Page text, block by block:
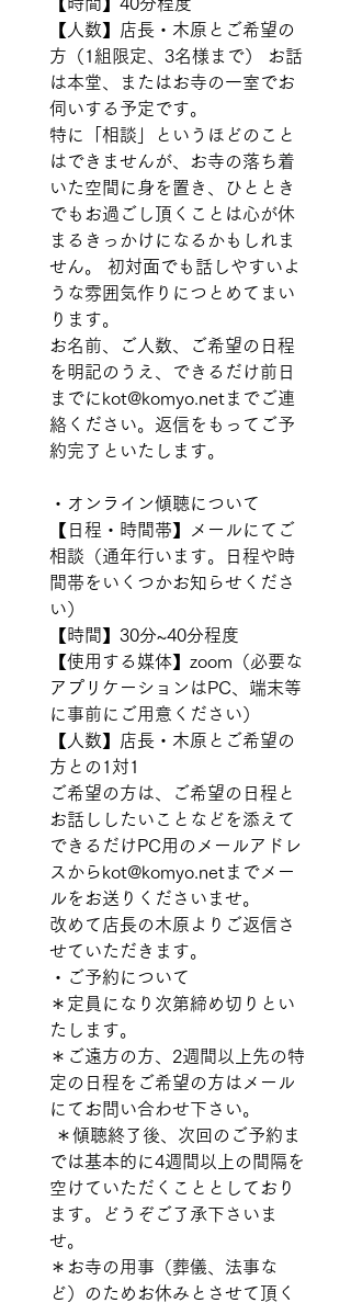
【人数】店長・木原とご希望の
方（1組限定、3名様まで） お話
は本堂、またはお寺の一室でお
伺いする予定です。
特に「相談」というほどのこと
はできませんが、お寺の落ち着
いた空間に身を置き、ひととき
でもお過ごし頂くことは心が休
まるきっかけになるかもしれま
せん。 初対面でも話しやすいよ
うな雰囲気作りにつとめてまい
ります。
お名前、ご人数、ご希望の日程
を明記のうえ、できるだけ前日
までにkot@komyo.netまでご連
絡ください。返信をもってご予
約完了といたします。
・オンライン傾聴について
【日程・時間帯】メールにてご
相談（通年行います。日程や時
間帯をいくつかお知らせくださ
い）
【時間】30分~40分程度
【使用する媒体】zoom（必要な
アプリケーションはPC、端末等
に事前にご用意ください）
【人数】店長・木原とご希望の
方との1対1
ご希望の方は、ご希望の日程と
お話ししたいことなどを添えて
できるだけPC用のメールアドレ
スからkot@komyo.netまでメー
ルをお送りくださいませ。
改めて店長の木原よりご返信さ
せていただきます。
・ご予約について
＊定員になり次第締め切りとい
たします。
＊ご遠方の方、2週間以上先の特
定の日程をご希望の方はメール
にてお問い合わせ下さい。
では基本的に4週間以上の間隔を
空けていただくこととしており
ます。どうぞご了承下さいま
せ。
＊お寺の用事（葬儀、法事な
ど）のためお休みとさせて頂く